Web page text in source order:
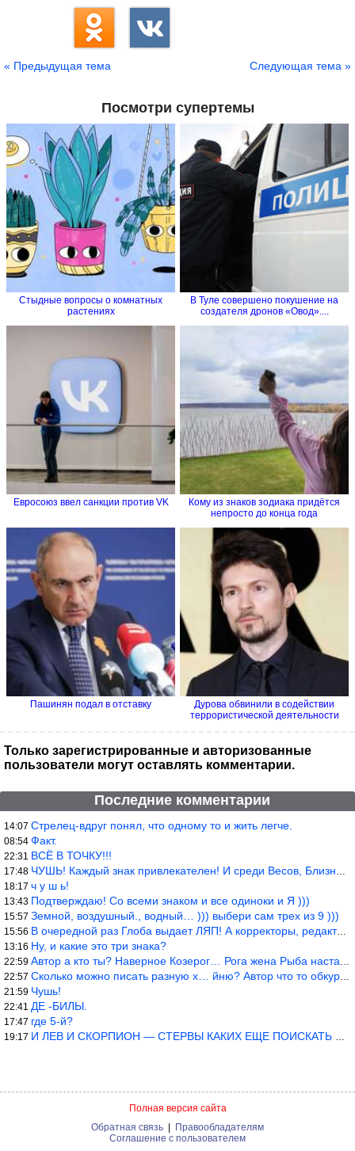
« Предыдущая тема Следующая тема »
Посмотри супертемы
Стыдные вопросы о комнатных
растениях
В Туле совершено покушение на
создателя дронов «Овод»....
Евросоюз ввел санкции против VK
Кому из знаков зодиака придётся
непросто до конца года
Пашинян подал в отставку
Дурова обвинили в содействии
террористической деятельности
Только зарегистрированные и авторизованные
пользователи могут оставлять комментарии.
Последние комментарии
14:07 Стрелец-вдруг понял, что одному то и жить легче.
08:54 Факт.
22:31 ВСЁ В ТОЧКУ!!!
17:48 ЧУШЬ! Каждый знак привлекателен! И среди Весов, Близнецов встреч
18:17 ч у ш ь!
13:43 Подтверждаю! Со всеми знаком и все одиноки и Я )))
15:57 Земной, воздушный., водный… ))) выбери сам трех из 9 )))
15:56 В очередной раз Глоба выдает ЛЯП! А корректоры, редакторы пропус
13:16 Ну, и какие это три знака?
22:59 Автор а кто ты? Наверное Козерог… Рога жена Рыба наставила ))
22:57 Сколько можно писать разную х… йню? Автор что то обкурился?
21:59 Чушь!
22:41 ДЕ -БИЛЫ.
17:47 где 5-й?
19:17 И ЛЕВ И СКОРПИОН — СТЕРВЫ КАКИХ ЕЩЕ ПОИСКАТЬ НАДО
Полная версия сайта
Обратная связь
Правообладателям
Соглашение с пользователем